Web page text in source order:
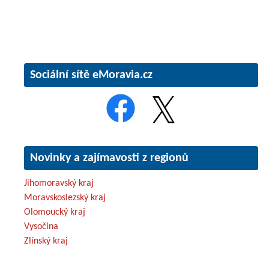
Sociální sítě eMoravia.cz
Novinky a zajímavosti z regionů
Jihomoravský kraj
Moravskoslezský kraj
Olomoucký kraj
Vysočina
Zlínský kraj